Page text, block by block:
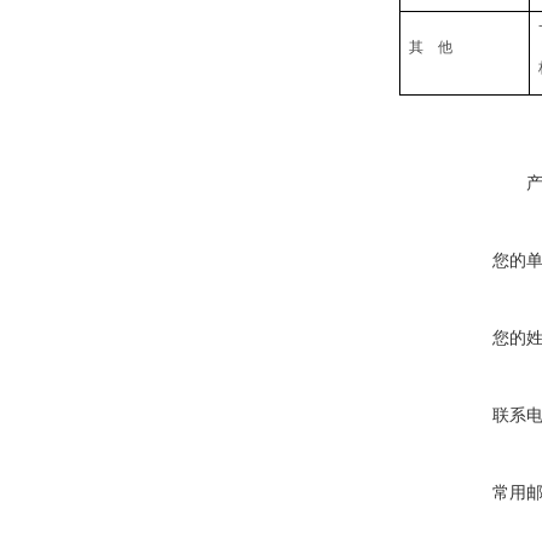
其 他
您的
您的
联系
常用